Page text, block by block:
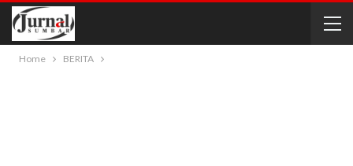
Home BERITA